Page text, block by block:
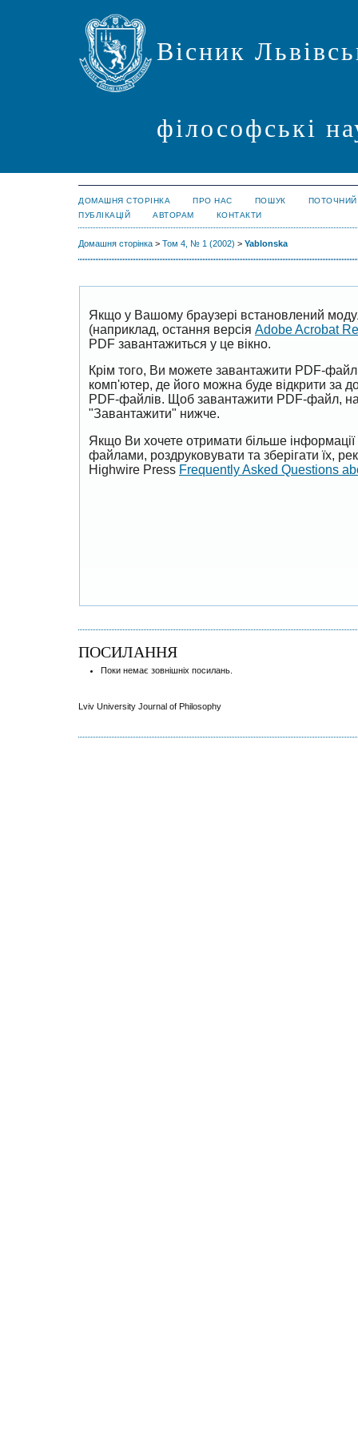
Вісник
філософські
ДОМАШНЯ СТОРІНКА ПРО НАС ПОШУК
ПОТОЧНИЙ
ПУБЛІКАЦІЙ
АВТОРАМ КОНТАКТИ
Домашня сторінка > Том 4, № 1 (2002) > Yablonska
Якщо у Вашому браузері встановлений
(наприклад, остання версія Adobe Acrobat
PDF завантажиться у це вікно.
Крім того, Ви можете завантажити PDF-
комп'ютер, де його можна буде відкрити за
PDF-файлів. Щоб завантажити PDF-файл,
"Завантажити" нижче.
Якщо Ви хочете отримати більше
файлами, роздруковувати та зберігати їх,
Highwire Press Frequently Asked Questions
ПОСИЛАННЯ
Поки немає зовнішніх посилань.
Lviv University Journal of Philosophy